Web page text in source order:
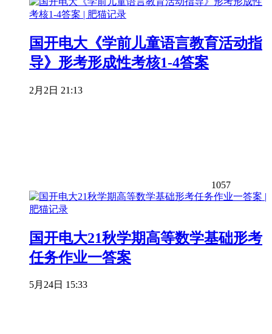
国开电大《学前儿童语言教育活动指
导》形考形成性考核1-4答案
2月2日 21:13
1057
国开电大21秋学期高等数学基础形考
任务作业一答案
5月24日 15:33